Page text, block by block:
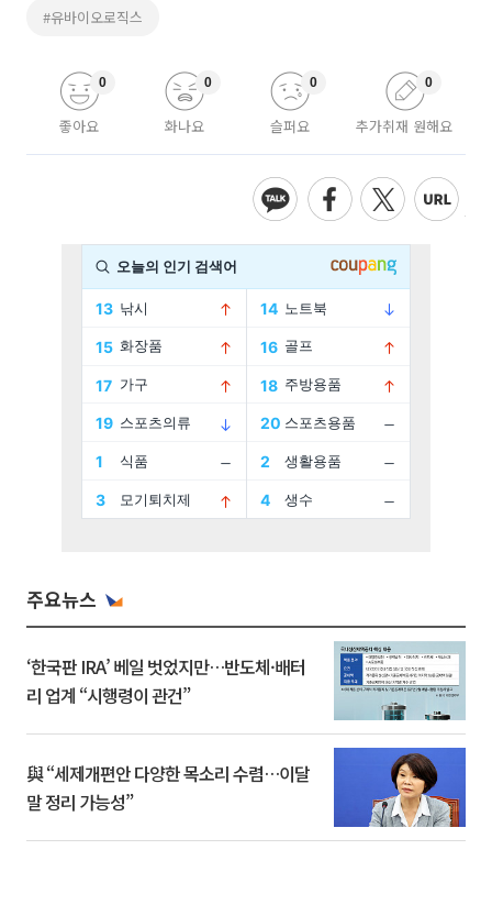
#유바이오로직스
좋아요
0
화나요
0
슬퍼요
0
추가취재 원해요
0
주요뉴스
‘한국판 IRA’ 베일 벗었지만…반도체·배터
리 업계 “시행령이 관건”
與 “세제개편안 다양한 목소리 수렴…이달
말 정리 가능성”